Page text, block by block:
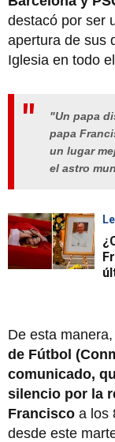
destacó por ser
apertura de sus
Iglesia en todo
"Un papa
papa
un lugar
el astro
De esta
de Fútbol
comunicado,
silencio por la
Francisco a los
desde este